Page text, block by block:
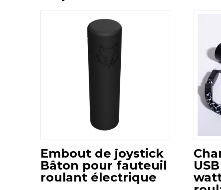
Embout de joystick
Bâton pour fauteuil
roulant électrique